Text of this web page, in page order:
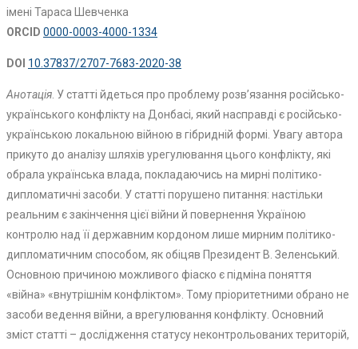
імені Тараса Шевченка
ORCID 0000-0003-4000-1334
DOI 10.37837/2707-7683-2020-38
Анотація . У статті йдеться про проблему розв’язання російсько-
українського конфлікту на Донбасі, який насправді є російсько-
українською локальною війною в гібридній формі. Увагу автора
прикуто до аналізу шляхів урегулювання цього конфлікту, які
обрала українська влада, покладаючись на мирні політико-
дипломатичні засоби. У статті порушено питання: настільки
реальним є закінчення цієї війни й повернення Україною
контролю над її державним кордоном лише мирним політико-
дипломатичним способом, як обіцяв Президент В. Зеленський.
Основною причиною можливого фіаско є підміна поняття
«війна» «внутрішнім конфліктом». Тому пріоритетними обрано не
засоби ведення війни, а врегулювання конфлікту. Основний
зміст статті – дослідження статусу неконтрольованих територій,